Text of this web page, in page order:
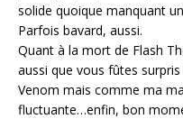
solide quoique manquant
Parfois bavard, aussi.
Quant à la mort de Flash
aussi que vous fûtes
Venom mais comme ma
fluctuante…enfin, bon